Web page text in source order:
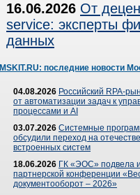
16.06.2026 От
service: эксперты
данных
MSKIT.RU: последние новости
04.08.2026 Российский RPA-
от автоматизации задач к
процессами и AI
03.07.2026 Системные
обсудили переход на
встроенных систем
18.06.2026 ГК «ЭОС» подвела
партнерской конференции
документооборот – 2026»